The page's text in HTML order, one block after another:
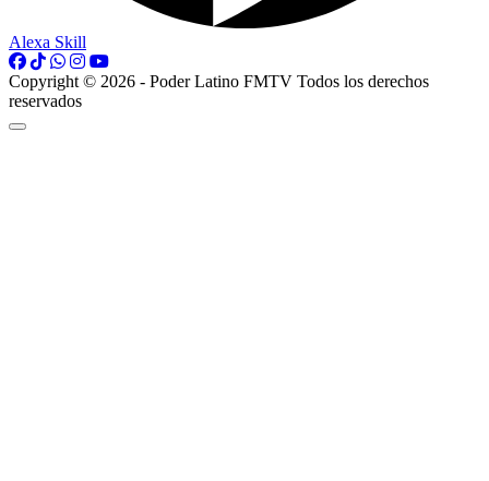
Alexa Skill
Copyright © 2026 - Poder Latino FMTV Todos los derechos
reservados